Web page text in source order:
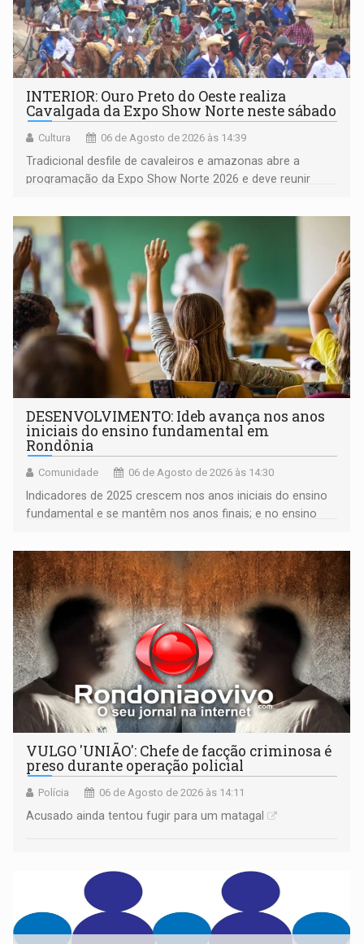
INTERIOR: Ouro Preto do Oeste realiza
Cavalgada da Expo Show Norte neste sábado
Cultura 06 de Agosto de 2026 às 14:39
Tradicional desfile de cavaleiros e amazonas abre a
programação da Expo Show Norte 2026 e deve reunir
DESENVOLVIMENTO: Ideb avança nos anos
iniciais do ensino fundamental em
Rondônia
Comunidade 06 de Agosto de 2026 às 14:30
Indicadores de 2025 crescem nos anos iniciais do ensino
fundamental e se mantêm nos anos finais; e no ensino
VULGO 'UNIÃO': Chefe de facção criminosa é
preso durante operação policial
Polícia 06 de Agosto de 2026 às 14:11
Acusado ainda tentou fugir para um matagal